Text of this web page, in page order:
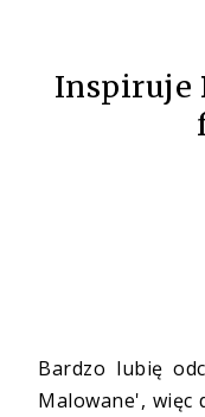
Inspiruje
Bardzo lubię
Malowane', więc